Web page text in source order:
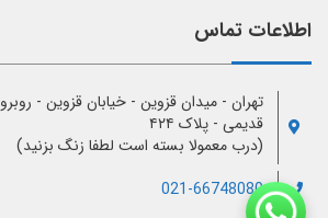
اطلاعات تماس
تهران - میدان قزوین - خیابان قزوین -
قدیمی - پلاک ۴۲۴
(درب معمولا بسته است لطفا زنگ بزنید)
021-66748080